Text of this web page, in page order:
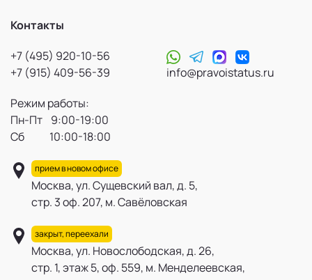
Контакты
+7 (495) 920-10-56
+7 (915) 409-56-39
info@pravoistatus.ru
Режим работы:
Пн-Пт 9:00-19:00
Сб 10:00-18:00
прием в новом офисе
Москва, ул. Сущевский вал, д. 5,
стр. 3 оф. 207, м. Савёловская
закрыт, переехали
Москва, ул. Новослободская, д. 26,
стр. 1, этаж 5, оф. 559, м. Менделеевская,